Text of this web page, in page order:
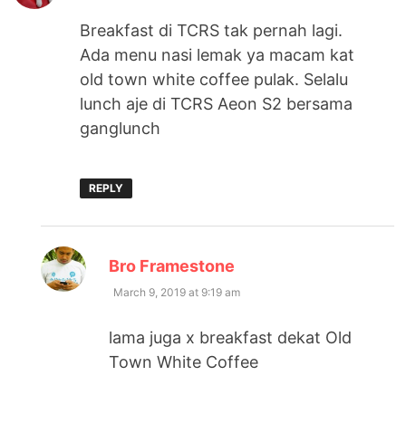
Breakfast di TCRS tak pernah lagi.
Ada menu nasi lemak ya macam kat
old town white coffee pulak. Selalu
lunch aje di TCRS Aeon S2 bersama
ganglunch
REPLY
Bro Framestone
March 9, 2019 at 9:19 am
lama juga x breakfast dekat Old
Town White Coffee